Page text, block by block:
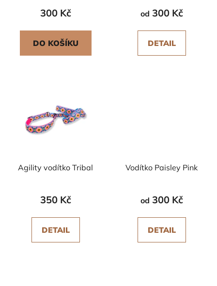
300 Kč
DO KOŠÍKU
od 300 Kč
DETAIL
Agility vodítko Tribal
350 Kč
DETAIL
Vodítko Paisley Pink
od 300 Kč
DETAIL